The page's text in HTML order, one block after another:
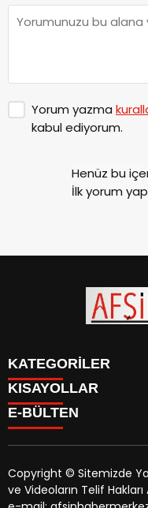
Yorum yazma
kabul ediyorum.
Henüz bu
İlk yorum
KATEGORİLER
SİYASET
EĞİTİM
MAGAZİN
MANŞETLER
ÖZEL HABER
KISAYOLLAR
SİYASET
EĞİTİM
KÜLTÜR SANAT
MAGAZİN
E-BÜLTEN
afsinhaber.com e-
Copyright © Sitemizde
ve Videoların Telif Hakları